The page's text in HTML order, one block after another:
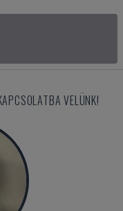
VELÜNK!